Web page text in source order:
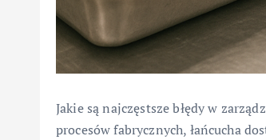
Jakie są najczęstsze błędy w
procesów fabrycznych, łańcucha